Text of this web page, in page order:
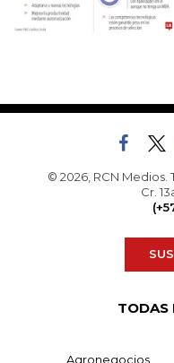
© 2026, RCN Medios.
Cr.
TODAS
Agronegocios